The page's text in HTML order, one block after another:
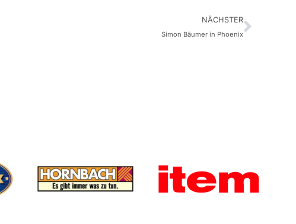
NÄCHSTER
Simon Bäumer in Phoenix